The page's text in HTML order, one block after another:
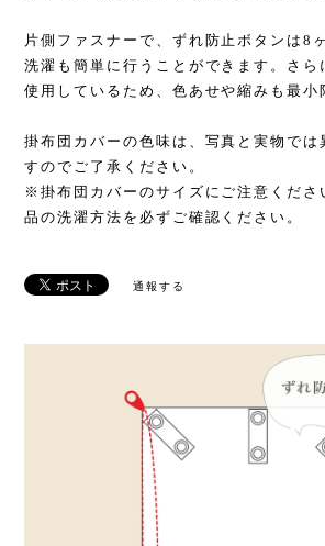
片側ファスナーで、ずれ防止ボタンは8
洗濯も簡単に行うことができます。さら
使用しているため、色あせや縮みも最小
掛布団カバーの色味は、写真と実物では
すのでご了承ください。
※掛布団カバーのサイズにご注意くださ
品の洗濯方法を必ずご確認ください。
通報する